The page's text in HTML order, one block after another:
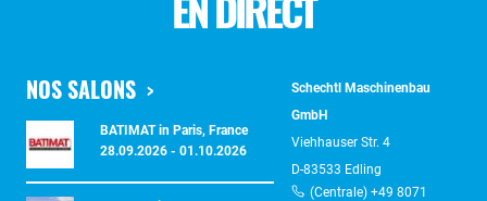
NOS SALONS
BATIMAT in Paris, France
28.09.2026 - 01.10.2026
Schechtl Maschinenbau
GmbH
Viehhauser Str. 4
D-83533 Edling
(Centrale) +49 8071